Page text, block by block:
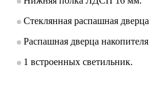
Стеклянная распашная
Распашная дверца
1 встроенных светильник.